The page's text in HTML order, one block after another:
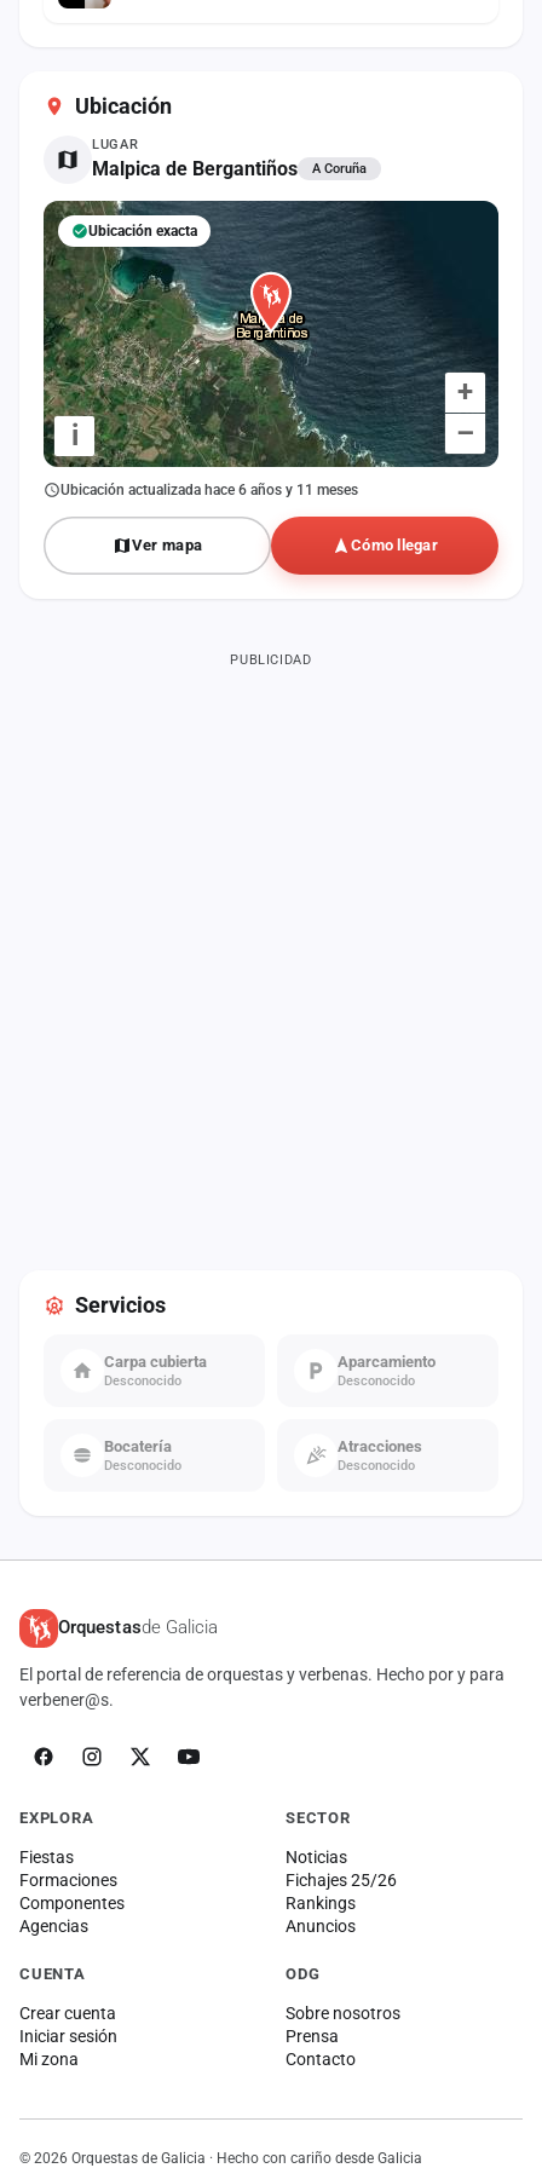
Ubicación
LUGAR
Malpica de Bergantiños A Coruña
+
–
i
Ubicación exacta
Ubicación actualizada hace 6 años y 11 meses
Ver mapa Cómo llegar
Servicios
Carpa cubierta
Desconocido
Aparcamiento
Desconocido
Bocatería
Desconocido
Atracciones
Desconocido
PUBLICIDAD
Orquestasde Galicia
El portal de referencia de orquestas y verbenas. Hecho por y para
verbener@s.
EXPLORA
Fiestas
Formaciones
Componentes
Agencias
SECTOR
Noticias
Fichajes 25/26
Rankings
Anuncios
CUENTA
Crear cuenta
Iniciar sesión
Mi zona
ODG
Sobre nosotros
Prensa
Contacto
© 2026 Orquestas de Galicia · Hecho con cariño desde Galicia